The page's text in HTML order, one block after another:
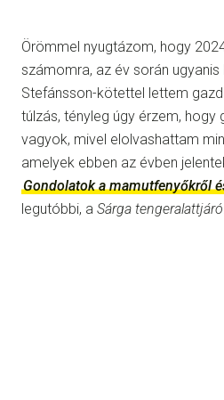
Örömmel nyugtázom, hogy
számomra, az év során
Stefánsson-kötettel lettem
túlzás, tényleg úgy érzem, hogy
vagyok, mivel elolvashattam
amelyek ebben az évben
Gondolatok a mamutfenyőkről
legutóbbi, a Sárga tengeralattjáró